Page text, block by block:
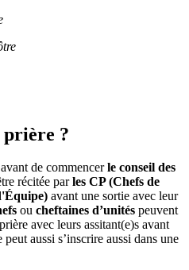
?
de commencerle conseil des
récitée parles CP (Chefs de
avant une sortie avec leur
ou cheftaines d’unités peuvent
avec leurs assitant(e)s avant
aussi s’inscrire aussi dans une